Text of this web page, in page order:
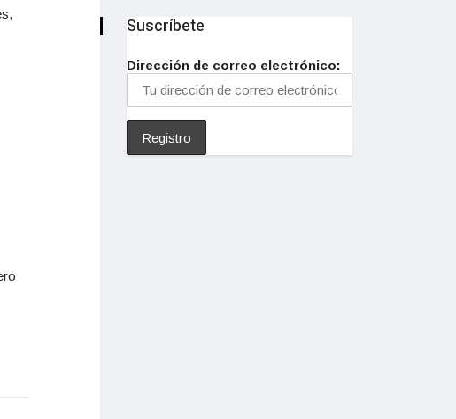
Suscríbete
Dirección de correo electrónico: